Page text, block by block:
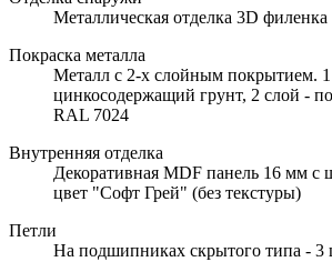
Металлическая отделка 3D филенка
Покраска металла
Металл с 2-х слойным покрытием.
цинкосодержащий грунт, 2 слой -
RAL 7024
Внутренняя отделка
Декоративная MDF панель 16 мм с
цвет "Софт Грей" (без текстуры)
Петли
На подшипниках скрытого типа - 3